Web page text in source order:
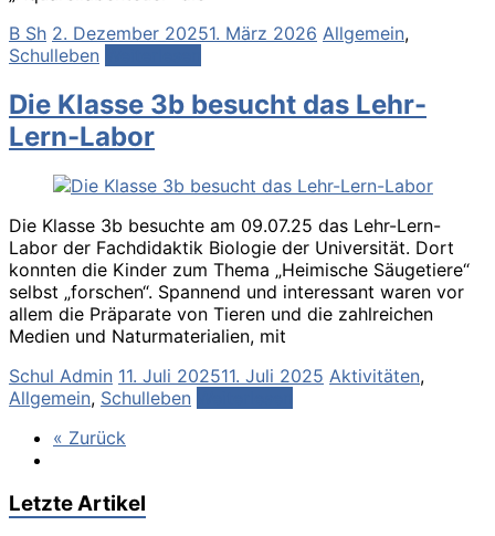
B Sh 2. Dezember 20251. März 2026 Allgemein,
Schulleben
Die Klasse 3b besucht das Lehr-
Lern-Labor
Die Klasse 3b besuchte am 09.07.25 das Lehr-Lern-
Labor der Fachdidaktik Biologie der Universität. Dort
konnten die Kinder zum Thema „Heimische Säugetiere“
selbst „forschen“. Spannend und interessant waren vor
allem die Präparate von Tieren und die zahlreichen
Medien und Naturmaterialien, mit
Schul Admin 11. Juli 202511. Juli 2025 Aktivitäten,
Allgemein, Schulleben
« Zurück
Letzte Artikel